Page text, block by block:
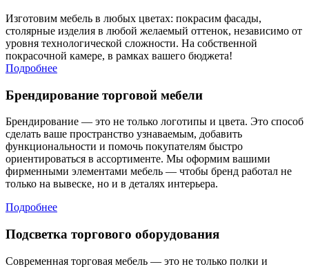
Изготовим мебель в любых цветах: покрасим фасады,
столярные изделия в любой желаемый оттенок, независимо от
уровня технологической сложности. На собственной
покрасочной камере, в рамках вашего бюджета!
Подробнее
Брендирование торговой мебели
Брендирование — это не только логотипы и цвета. Это способ
сделать ваше пространство узнаваемым, добавить
функциональности и помочь покупателям быстро
ориентироваться в ассортименте. Мы оформим вашими
фирменными элементами мебель — чтобы бренд работал не
только на вывеске, но и в деталях интерьера.
Подробнее
Подсветка торгового оборудования
Современная торговая мебель — это не только полки и